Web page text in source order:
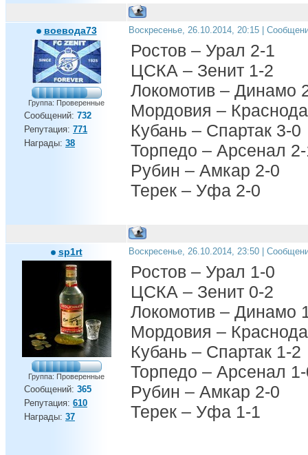
воевода73
Группа: Проверенные
Сообщений: 732
Репутация: 771
Награды: 38
Воскресенье, 26.10.2014, 20:15 |
Ростов – Урал 2-1
ЦСКА – Зенит 1-2
Локомотив – Динамо
Мордовия –
Кубань – Спартак 3-0
Торпедо – Арсенал
Рубин – Амкар 2-0
Терек – Уфа 2-0
sp1rt
Группа: Проверенные
Сообщений: 365
Репутация: 610
Награды: 37
Воскресенье, 26.10.2014, 23:50 |
Ростов – Урал 1-0
ЦСКА – Зенит 0-2
Локомотив – Динамо
Мордовия –
Кубань – Спартак 1-2
Торпедо – Арсенал
Рубин – Амкар 2-0
Терек – Уфа 1-1